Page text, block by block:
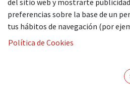
Placa de gas con parrillas de
lavavajillas.
Parrillas lavables en el
Parrillas de gas
del sitio web y mostrarte
preferencias sobre la base de un
tus hábitos de navegación (por
Política de Cookies